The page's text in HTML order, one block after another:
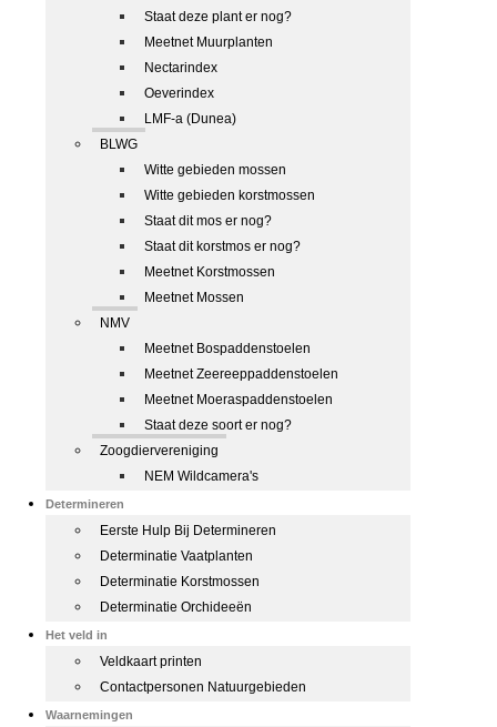
Staat deze plant er nog?
Meetnet Muurplanten
Nectarindex
Oeverindex
LMF-a (Dunea)
BLWG
Witte gebieden mossen
Witte gebieden korstmossen
Staat dit mos er nog?
Staat dit korstmos er nog?
Meetnet Korstmossen
Meetnet Mossen
NMV
Meetnet Bospaddenstoelen
Meetnet Zeereeppaddenstoelen
Meetnet Moeraspaddenstoelen
Staat deze soort er nog?
Zoogdiervereniging
NEM Wildcamera's
Determineren
Eerste Hulp Bij Determineren
Determinatie Vaatplanten
Determinatie Korstmossen
Determinatie Orchideeën
Het veld in
Veldkaart printen
Contactpersonen Natuurgebieden
Waarnemingen